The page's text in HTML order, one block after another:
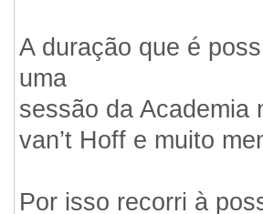
A duração que é
uma
sessão da Academia
van’t Hoff e muito
Por isso recorri à